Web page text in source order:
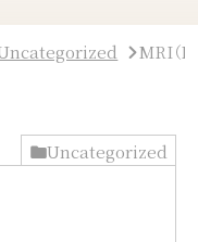
MRI（
Uncategorized